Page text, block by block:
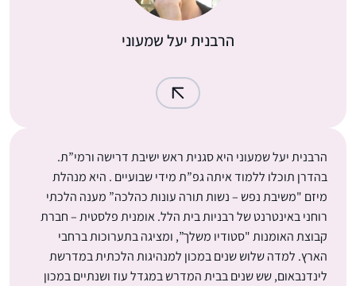
הרבנית יעל שמעוני
הרבנית יעל שמעוני היא סגנית ראש ישיבת דרישה ורמי”ת.
בהדרן תוכלו ללמוד איתה גפ”ת מידי שבועיים . היא מנהלת
מיזם "משיבת נפש – נשות תורה עונות כהלכה” מענה הלכתי
רוחני באינטרנט של רבניות בית הלל. אומנית פלסטית – חברת
קבוצת האומנות "סטודיו משלך”, ומציגה בתערוכות ברחבי
הארץ. למדה שלוש שנים במכון למנהיגות הלכתית במדרשת
לינדנבאום, שש שנים בבית המדרש במגדל עוז ושנתיים במכון